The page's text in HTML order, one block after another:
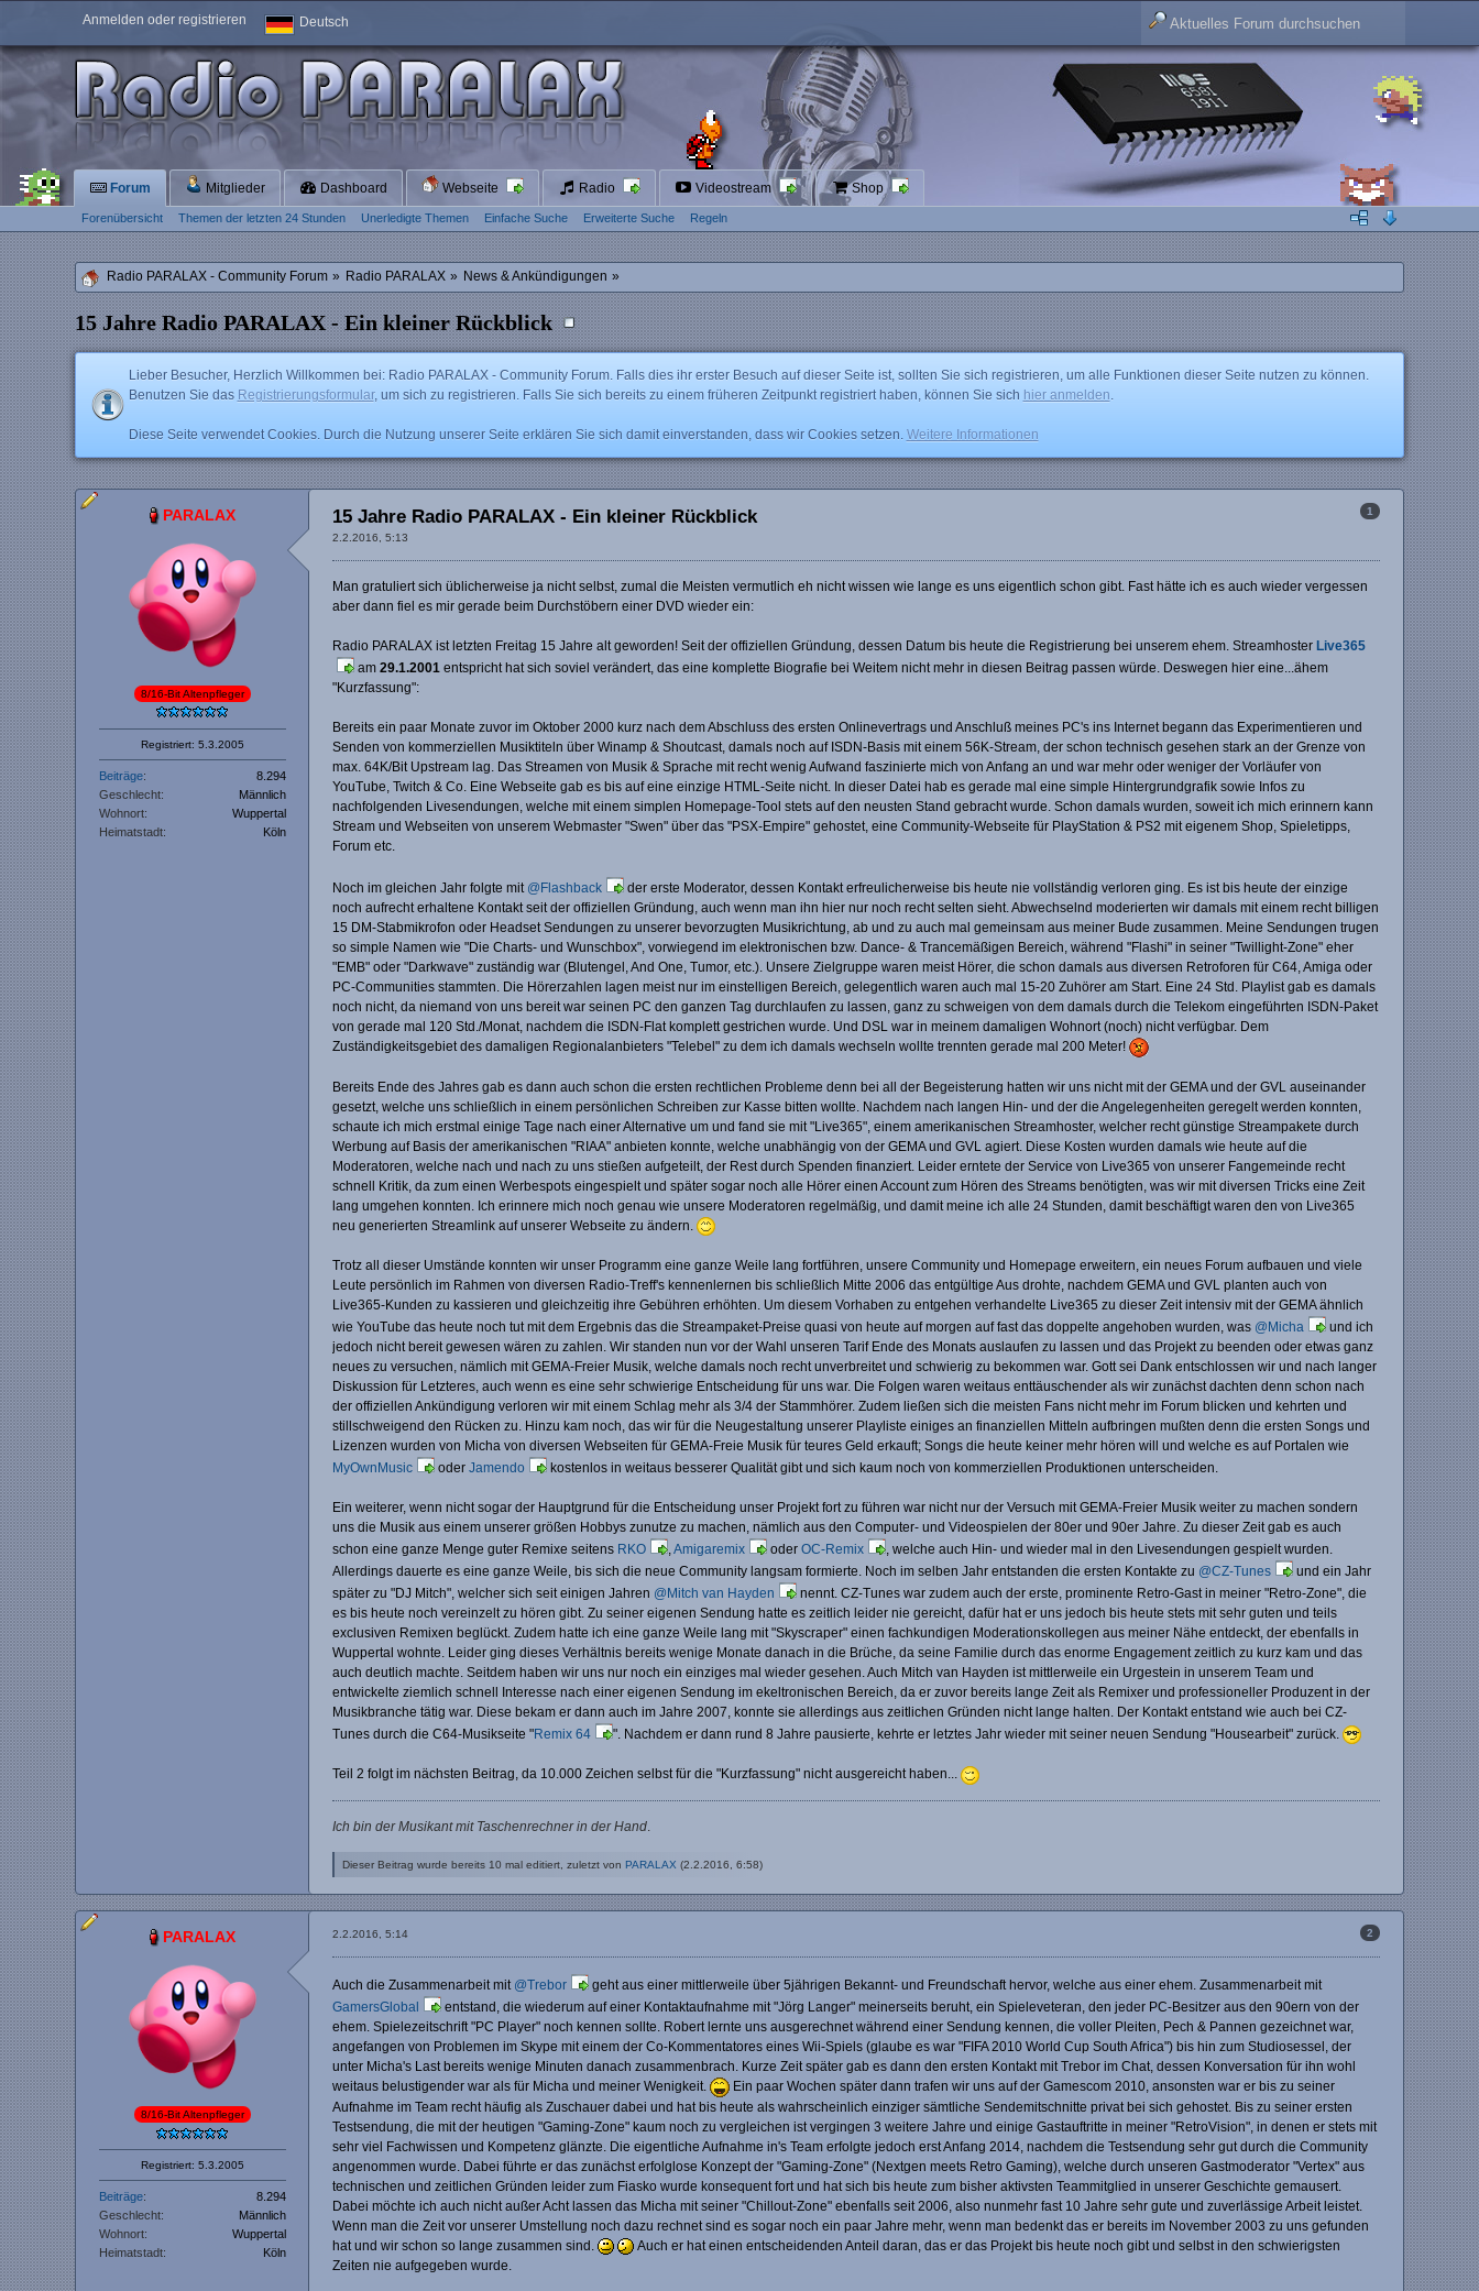
Anmelden oder registrieren Deutsch
Forum Mitglieder Dashboard Webseite Radio Videostream Shop
Forenübersicht Themen der letzten 24 Stunden Unerledigte Themen Einfache Suche Erweiterte Suche Regeln
Radio PARALAX - Community Forum » Radio PARALAX » News & Ankündigungen »
15 Jahre Radio PARALAX - Ein kleiner Rückblick
Lieber Besucher, Herzlich Willkommen bei: Radio PARALAX - Community Forum. Falls dies ihr erster Besuch auf dieser Seite ist, sollten Sie sich registrieren, um alle Funktionen dieser Seite nutzen zu können.
Benutzen Sie das Registrierungsformular, um sich zu registrieren. Falls Sie sich bereits zu einem früheren Zeitpunkt registriert haben, können Sie sich hier anmelden.
Diese Seite verwendet Cookies. Durch die Nutzung unserer Seite erklären Sie sich damit einverstanden, dass wir Cookies setzen. Weitere Informationen
PARALAX
8/16-Bit Altenpfleger
Registriert: 5.3.2005
Beiträge
8.294
Geschlecht
Männlich
Wohnort
Wuppertal
Heimatstadt
Köln
1
15 Jahre Radio PARALAX - Ein kleiner Rückblick
2.2.2016, 5:13
Man gratuliert sich üblicherweise ja nicht selbst, zumal die Meisten vermutlich eh nicht wissen wie lange es uns eigentlich schon gibt. Fast hätte ich es auch wieder vergessen
aber dann fiel es mir gerade beim Durchstöbern einer DVD wieder ein:
Radio PARALAX ist letzten Freitag 15 Jahre alt geworden! Seit der offiziellen Gründung, dessen Datum bis heute die Registrierung bei unserem ehem. Streamhoster Live365
am 29.1.2001entspricht hat sich soviel verändert, das eine komplette Biografie bei Weitem nicht mehr in diesen Beitrag passen würde. Deswegen hier eine...ähem
"Kurzfassung":
Bereits ein paar Monate zuvor im Oktober 2000 kurz nach dem Abschluss des ersten Onlinevertrags und Anschluß meines PC's ins Internet begann das Experimentieren und
Senden von kommerziellen Musiktiteln über Winamp & Shoutcast, damals noch auf ISDN-Basis mit einem 56K-Stream, der schon technisch gesehen stark an der Grenze von
max. 64K/Bit Upstream lag. Das Streamen von Musik & Sprache mit recht wenig Aufwand faszinierte mich von Anfang an und war mehr oder weniger der Vorläufer von
YouTube, Twitch & Co. Eine Webseite gab es bis auf eine einzige HTML-Seite nicht. In dieser Datei hab es gerade mal eine simple Hintergrundgrafik sowie Infos zu
nachfolgenden Livesendungen, welche mit einem simplen Homepage-Tool stets auf den neusten Stand gebracht wurde. Schon damals wurden, soweit ich mich erinnern kann
Stream und Webseiten von unserem Webmaster "Swen" über das "PSX-Empire" gehostet, eine Community-Webseite für PlayStation & PS2 mit eigenem Shop, Spieletipps,
Forum etc.
Noch im gleichen Jahr folgte mit @Flashback
der erste Moderator, dessen Kontakt erfreulicherweise bis heute nie vollständig verloren ging. Es ist bis heute der einzige
noch aufrecht erhaltene Kontakt seit der offiziellen Gründung, auch wenn man ihn hier nur noch recht selten sieht. Abwechselnd moderierten wir damals mit einem recht billigen
15 DM-Stabmikrofon oder Headset Sendungen zu unserer bevorzugten Musikrichtung, ab und zu auch mal gemeinsam aus meiner Bude zusammen. Meine Sendungen trugen
so simple Namen wie "Die Charts- und Wunschbox", vorwiegend im elektronischen bzw. Dance- & Trancemäßigen Bereich, während "Flashi" in seiner "Twillight-Zone" eher
"EMB" oder "Darkwave" zuständig war (Blutengel, And One, Tumor, etc.). Unsere Zielgruppe waren meist Hörer, die schon damals aus diversen Retroforen für C64, Amiga oder
PC-Communities stammten. Die Hörerzahlen lagen meist nur im einstelligen Bereich, gelegentlich waren auch mal 15-20 Zuhörer am Start. Eine 24 Std. Playlist gab es damals
noch nicht, da niemand von uns bereit war seinen PC den ganzen Tag durchlaufen zu lassen, ganz zu schweigen von dem damals durch die Telekom eingeführten ISDN-Paket
von gerade mal 120 Std./Monat, nachdem die ISDN-Flat komplett gestrichen wurde. Und DSL war in meinem damaligen Wohnort (noch) nicht verfügbar. Dem
Zuständigkeitsgebiet des damaligen Regionalanbieters "Telebel" zu dem ich damals wechseln wollte trennten gerade mal 200 Meter!
Bereits Ende des Jahres gab es dann auch schon die ersten rechtlichen Probleme denn bei all der Begeisterung hatten wir uns nicht mit der GEMA und der GVL auseinander
gesetzt, welche uns schließlich in einem persönlichen Schreiben zur Kasse bitten wollte. Nachdem nach langen Hin- und der die Angelegenheiten geregelt werden konnten,
schaute ich mich erstmal einige Tage nach einer Alternative um und fand sie mit "Live365", einem amerikanischen Streamhoster, welcher recht günstige Streampakete durch
Werbung auf Basis der amerikanischen "RIAA" anbieten konnte, welche unabhängig von der GEMA und GVL agiert. Diese Kosten wurden damals wie heute auf die
Moderatoren, welche nach und nach zu uns stießen aufgeteilt, der Rest durch Spenden finanziert. Leider erntete der Service von Live365 von unserer Fangemeinde recht
schnell Kritik, da zum einen Werbespots eingespielt und später sogar noch alle Hörer einen Account zum Hören des Streams benötigten, was wir mit diversen Tricks eine Zeit
lang umgehen konnten. Ich erinnere mich noch genau wie unsere Moderatoren regelmäßig, und damit meine ich alle 24 Stunden, damit beschäftigt waren den von Live365
neu generierten Streamlink auf unserer Webseite zu ändern.
Trotz all dieser Umstände konnten wir unser Programm eine ganze Weile lang fortführen, unsere Community und Homepage erweitern, ein neues Forum aufbauen und viele
Leute persönlich im Rahmen von diversen Radio-Treff's kennenlernen bis schließlich Mitte 2006 das entgültige Aus drohte, nachdem GEMA und GVL planten auch von
Live365-Kunden zu kassieren und gleichzeitig ihre Gebühren erhöhten. Um diesem Vorhaben zu entgehen verhandelte Live365 zu dieser Zeit intensiv mit der GEMA ähnlich
wie YouTube das heute noch tut mit dem Ergebnis das die Streampaket-Preise quasi von heute auf morgen auf fast das doppelte angehoben wurden, was @Micha
und ich
jedoch nicht bereit gewesen wären zu zahlen. Wir standen nun vor der Wahl unseren Tarif Ende des Monats auslaufen zu lassen und das Projekt zu beenden oder etwas ganz
neues zu versuchen, nämlich mit GEMA-Freier Musik, welche damals noch recht unverbreitet und schwierig zu bekommen war. Gott sei Dank entschlossen wir und nach langer
Diskussion für Letzteres, auch wenn es eine sehr schwierige Entscheidung für uns war. Die Folgen waren weitaus enttäuschender als wir zunächst dachten denn schon nach
der offiziellen Ankündigung verloren wir mit einem Schlag mehr als 3/4 der Stammhörer. Zudem ließen sich die meisten Fans nicht mehr im Forum blicken und kehrten und
stillschweigend den Rücken zu. Hinzu kam noch, das wir für die Neugestaltung unserer Playliste einiges an finanziellen Mitteln aufbringen mußten denn die ersten Songs und
Lizenzen wurden von Micha von diversen Webseiten für GEMA-Freie Musik für teures Geld erkauft; Songs die heute keiner mehr hören will und welche es auf Portalen wie
MyOwnMusic
oder Jamendo kostenlos in weitaus besserer Qualität gibt und sich kaum noch von kommerziellen Produktionen unterscheiden.
Ein weiterer, wenn nicht sogar der Hauptgrund für die Entscheidung unser Projekt fort zu führen war nicht nur der Versuch mit GEMA-Freier Musik weiter zu machen sondern
uns die Musik aus einem unserer größen Hobbys zunutze zu machen, nämlich aus den Computer- und Videospielen der 80er und 90er Jahre. Zu dieser Zeit gab es auch
schon eine ganze Menge guter Remixe seitens RKO ,Amigaremix oder OC-Remix
, welche auch Hin- und wieder mal in den Livesendungen gespielt wurden.
Allerdings dauerte es eine ganze Weile, bis sich die neue Community langsam formierte. Noch im selben Jahr entstanden die ersten Kontakte zu @CZ-Tunes
und ein Jahr
später zu "DJ Mitch", welcher sich seit einigen Jahren @Mitch van Hayden
nennt. CZ-Tunes war zudem auch der erste, prominente Retro-Gast in meiner "Retro-Zone", die
es bis heute noch vereinzelt zu hören gibt. Zu seiner eigenen Sendung hatte es zeitlich leider nie gereicht, dafür hat er uns jedoch bis heute stets mit sehr guten und teils
exclusiven Remixen beglückt. Zudem hatte ich eine ganze Weile lang mit "Skyscraper" einen fachkundigen Moderationskollegen aus meiner Nähe entdeckt, der ebenfalls in
Wuppertal wohnte. Leider ging dieses Verhältnis bereits wenige Monate danach in die Brüche, da seine Familie durch das enorme Engagement zeitlich zu kurz kam und das
auch deutlich machte. Seitdem haben wir uns nur noch ein einziges mal wieder gesehen. Auch Mitch van Hayden ist mittlerweile ein Urgestein in unserem Team und
entwickelte ziemlich schnell Interesse nach einer eigenen Sendung im ekeltronischen Bereich, da er zuvor bereits lange Zeit als Remixer und professioneller Produzent in der
Musikbranche tätig war. Diese bekam er dann auch im Jahre 2007, konnte sie allerdings aus zeitlichen Gründen nicht lange halten. Der Kontakt entstand wie auch bei CZ-
Tunes durch die C64-Musikseite "Remix 64 ". Nachdem er dann rund 8 Jahre pausierte, kehrte er letztes Jahr wieder mit seiner neuen Sendung "Housearbeit" zurück.
Teil 2 folgt im nächsten Beitrag, da 10.000 Zeichen selbst für die "Kurzfassung" nicht ausgereicht haben...
Ich bin der Musikant mit Taschenrechner in der Hand.
Dieser Beitrag wurde bereits 10 mal editiert, zuletzt von PARALAX (2.2.2016, 6:58)
PARALAX
8/16-Bit Altenpfleger
Registriert: 5.3.2005
Beiträge
8.294
Geschlecht
Männlich
Wohnort
Wuppertal
Heimatstadt
Köln
2
2.2.2016, 5:14
Auch die Zusammenarbeit mit @Trebor
geht aus einer mittlerweile über 5jährigen Bekannt- und Freundschaft hervor, welche aus einer ehem. Zusammenarbeit mit
GamersGlobal
entstand, die wiederum auf einer Kontaktaufnahme mit "Jörg Langer" meinerseits beruht, ein Spieleveteran, den jeder PC-Besitzer aus den 90ern von der
ehem. Spielezeitschrift "PC Player" noch kennen sollte. Robert lernte uns ausgerechnet während einer Sendung kennen, die voller Pleiten, Pech & Pannen gezeichnet war,
angefangen von Problemen im Skype mit einem der Co-Kommentatores eines Wii-Spiels (glaube es war "FIFA 2010 World Cup South Africa") bis hin zum Studiosessel, der
unter Micha's Last bereits wenige Minuten danach zusammenbrach. Kurze Zeit später gab es dann den ersten Kontakt mit Trebor im Chat, dessen Konversation für ihn wohl
weitaus belustigender war als für Micha und meiner Wenigkeit.
Ein paar Wochen später dann trafen wir uns auf der Gamescom 2010, ansonsten war er bis zu seiner
Aufnahme im Team recht häufig als Zuschauer dabei und hat bis heute als wahrscheinlich einziger sämtliche Sendemitschnitte privat bei sich gehostet. Bis zu seiner ersten
Testsendung, die mit der heutigen "Gaming-Zone" kaum noch zu vergleichen ist vergingen 3 weitere Jahre und einige Gastauftritte in meiner "RetroVision", in denen er stets mit
sehr viel Fachwissen und Kompetenz glänzte. Die eigentliche Aufnahme in's Team erfolgte jedoch erst Anfang 2014, nachdem die Testsendung sehr gut durch die Community
angenommen wurde. Dabei führte er das zunächst erfolglose Konzept der "Gaming-Zone" (Nextgen meets Retro Gaming), welche durch unseren Gastmoderator "Vertex" aus
technischen und zeitlichen Gründen leider zum Fiasko wurde konsequent fort und hat sich bis heute zum bisher aktivsten Teammitglied in unserer Geschichte gemausert.
Dabei möchte ich auch nicht außer Acht lassen das Micha mit seiner "Chillout-Zone" ebenfalls seit 2006, also nunmehr fast 10 Jahre sehr gute und zuverlässige Arbeit leistet.
Wenn man die Zeit vor unserer Umstellung noch dazu rechnet sind es sogar noch ein paar Jahre mehr, wenn man bedenkt das er bereits im November 2003 zu uns gefunden
hat und wir schon so lange zusammen sind.
Auch er hat einen entscheidenden Anteil daran, das er das Projekt bis heute noch gibt und selbst in den schwierigsten
Zeiten nie aufgegeben wurde.